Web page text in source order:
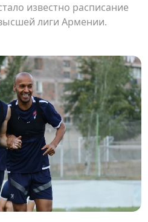
известно расписание
лиги Армении.